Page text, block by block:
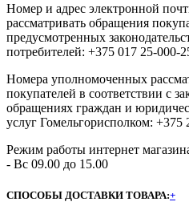
Номер и адрес электронной
рассматривать обращения
предусмотренных
потребителей: +375 017 25-000-
Номера уполномоченных
покупателей в соответствии с
обращениях граждан и
услуг Гомельгорисполком: +375
Режим работы интернет
- Вс 09.00 до 15.00
СПОСОБЫ ДОСТАВКИ ТОВАРА:+